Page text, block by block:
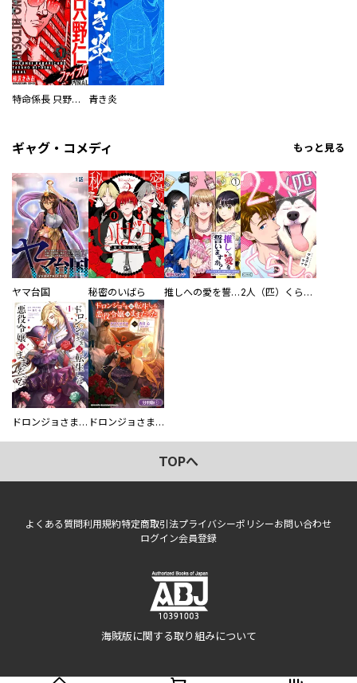
特命係長 只野仁ファイナル 愛蔵版 青き炎
ギャグ・コメディ もっと見る
ヤマ台国 秘密のいばら 推しへの愛を誓いますか？～アラサー女子、推しは逃げぬが人生逃げる～ 2人（匹）くらし。
ドロンジョさまは転生しても悪役令嬢のままだった ドロンジョさまは転生しても悪役令嬢のままだった【分冊版】
TOPへ
よくある質問利用規約特定商取引法プライバシーポリシーお問い合わせ
ログイン会員登録
海賊版に関する取り組みについて